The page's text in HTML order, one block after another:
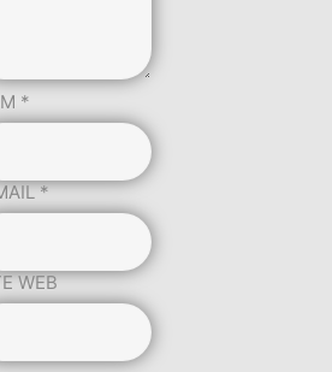
*
*
WEB